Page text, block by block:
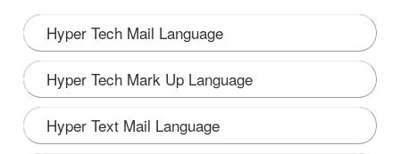
Hyper Tech Mail Language
Hyper Tech Mark Up Language
Hyper Text Mail Language